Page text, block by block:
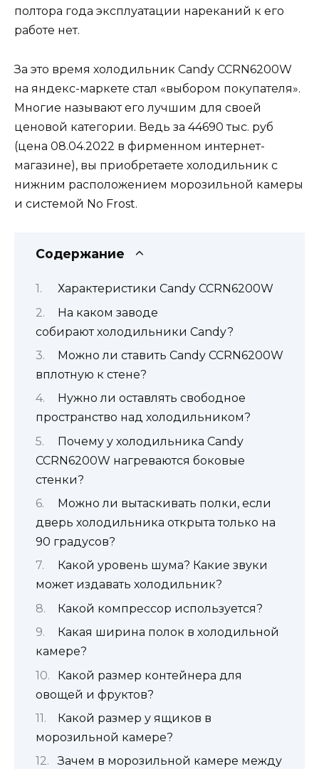
полтора года эксплуатации нареканий к его
работе нет.
За это время холодильник Candy CCRN6200W
на яндекс-маркете стал «выбором покупателя».
Многие называют его лучшим для своей
ценовой категории. Ведь за 44690 тыс. руб
(цена 08.04.2022 в фирменном интернет-
магазине), вы приобретаете холодильник с
нижним расположением морозильной камеры
и системой No Frost.
Содержание
Характеристики Candy CCRN6200W
На каком заводе
собирают холодильники Candy?
Можно ли ставить Candy CCRN6200W
вплотную к стене?
Нужно ли оставлять свободное
пространство над холодильником?
Почему у холодильника Candy
CCRN6200W нагреваются боковые
стенки?
Можно ли вытаскивать полки, если
дверь холодильника открыта только на
90 градусов?
Какой уровень шума? Какие звуки
может издавать холодильник?
Какой компрессор используется?
Какая ширина полок в холодильной
камере?
Какой размер контейнера для
овощей и фруктов?
Какой размер у ящиков в
морозильной камере?
Зачем в морозильной камере между